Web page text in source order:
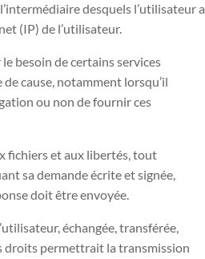
desquels l’utilisateur a
(IP) de l’utilisateur.
besoin de certains services
cause, notamment lorsqu’il
ou non de fournir ces
fichiers et aux libertés, tout
sa demande écrite et signée,
doit être envoyée.
échangée, transférée,
droits permettrait la transmission